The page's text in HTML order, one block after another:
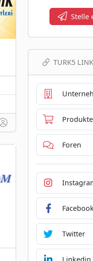
Stelle
TURK5
Produkte
Foren
Twitter